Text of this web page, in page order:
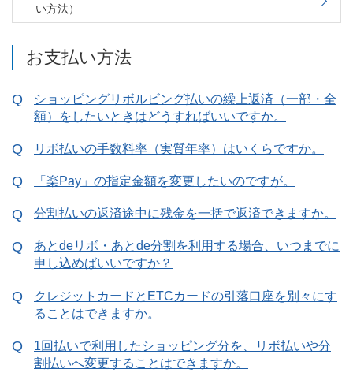
い方法）
お支払い方法
ショッピングリボルビング払いの繰上返済（一部・全
額）をしたいときはどうすればいいですか。
リボ払いの手数料率（実質年率）はいくらですか。
「楽Pay」の指定金額を変更したいのですが。
分割払いの返済途中に残金を一括で返済できますか。
あとdeリボ・あとde分割を利用する場合、いつまでに
申し込めばいいですか？
クレジットカードとETCカードの引落口座を別々にす
ることはできますか。
1回払いで利用したショッピング分を、リボ払いや分
割払いへ変更することはできますか。